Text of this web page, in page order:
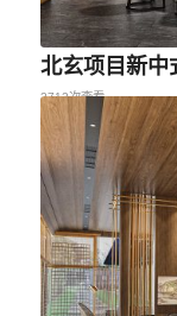
北玄项目新中
2712次查看